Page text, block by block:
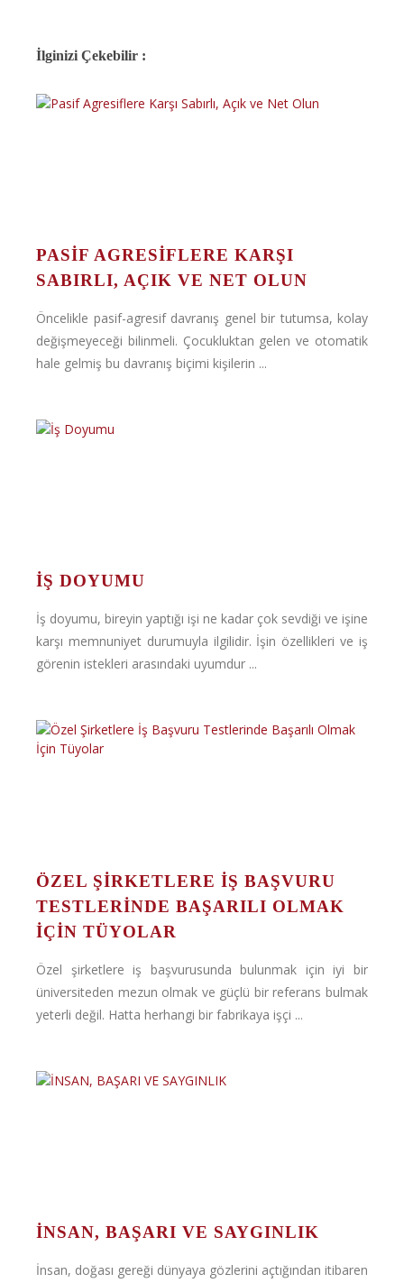
İlginizi Çekebilir :
PASIF AGRESIFLERE KARŞI
SABIRLI, AÇIK VE NET OLUN
Öncelikle pasif-agresif davranış genel bir tutumsa, kolay
değişmeyeceği bilinmeli. Çocukluktan gelen ve otomatik
hale gelmiş bu davranış biçimi kişilerin ...
İŞ DOYUMU
İş doyumu, bireyin yaptığı işi ne kadar çok sevdiği ve işine
karşı memnuniyet durumuyla ilgilidir. İşin özellikleri ve iş
görenin istekleri arasındaki uyumdur ...
ÖZEL ŞIRKETLERE İŞ BAŞVURU
TESTLERINDE BAŞARILI OLMAK
İÇIN TÜYOLAR
Özel şirketlere iş başvurusunda bulunmak için iyi bir
üniversiteden mezun olmak ve güçlü bir referans bulmak
yeterli değil. Hatta herhangi bir fabrikaya işçi ...
İNSAN, BAŞARI VE SAYGINLIK
İnsan, doğası gereği dünyaya gözlerini açtığından itibaren